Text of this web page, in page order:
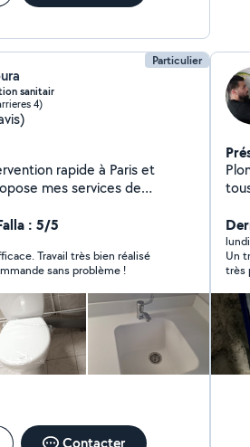
Particulier
sanitair
4)
rapide à Paris et
etc.) . Petit travaux et
alentours Travail
pour répondre à vos
solution adaptée à vos
: 5/5
Travail très bien réalisé
prix. Je recommande sans problème !
Contacter
Un
très